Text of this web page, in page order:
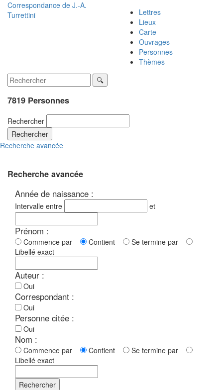
Correspondance de J.-A.
Turrettini
Lettres
Lieux
Carte
Ouvrages
Personnes
Thèmes
7819 Personnes
Rechercher
Rechercher
Recherche avancée
Recherche avancée
Année de naissance :
Intervalle entre et
Prénom :
Commence par Contient
Se termine par
Libellé exact
Auteur :
Oui
Correspondant :
Oui
Personne citée :
Oui
Nom :
Commence par Contient
Se termine par
Libellé exact
Rechercher